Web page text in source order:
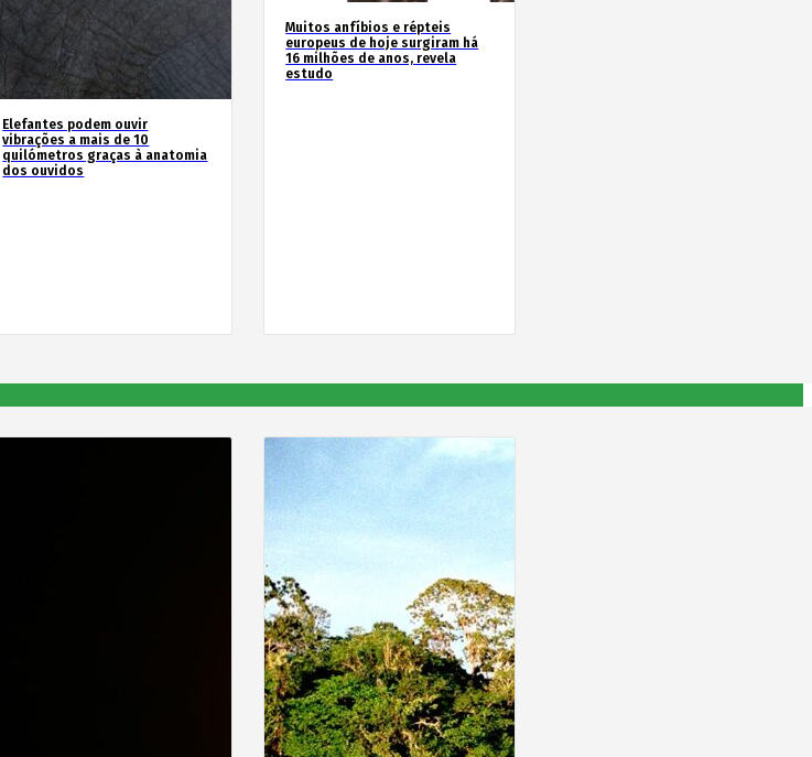
Elefantes podem ouvir
vibrações a mais de 10
quilómetros graças à anatomia
dos ouvidos
Muitos anfíbios e répteis
europeus de hoje surgiram há
16 milhões de anos, revela
estudo